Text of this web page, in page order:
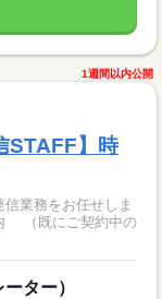
1週間以内公開
STAFF】時
業務をお任せしま
ター）